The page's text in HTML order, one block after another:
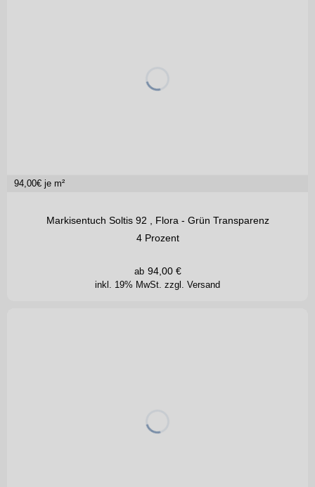
94,00€ je m²
Markisentuch Soltis 92 , Flora - Grün Transparenz
4 Prozent
inkl. 19% MwSt. zzgl. Versand
ab 94,00€